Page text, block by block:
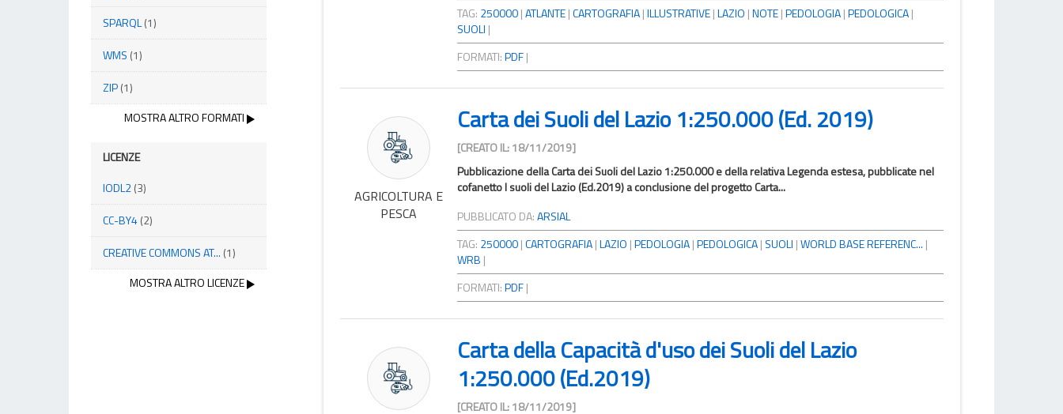
SPARQL(1)
WMS (1)
ZIP(1)
MOSTRA ALTRO FORMATI
LICENZE
IODL2(3)
CC-BY4(2)
CREATIVE COMMONS AT... (1)
MOSTRA ALTRO LICENZE
TAG: 250000 |ATLANTE |CARTOGRAFIA |ILLUSTRATIVE |LAZIO |NOTE |PEDOLOGIA |PEDOLOGICA |
SUOLI |
FORMATI:PDF |
AGRICOLTURA E
PESCA
Carta dei Suoli del Lazio 1:250.000 (Ed. 2019)
[CREATO IL: 18/11/2019]
Pubblicazione della Carta dei Suoli del Lazio 1:250.000 e della relativa Legenda estesa, pubblicate nel
cofanetto I suoli del Lazio (Ed.2019) a conclusione del progetto Carta...
PUBBLICATO DA:ARSIAL
TAG: 250000 |CARTOGRAFIA |LAZIO |PEDOLOGIA |PEDOLOGICA | SUOLI |WORLD BASE REFERENC... |
WRB |
FORMATI:PDF |
Carta della Capacità d'uso dei Suoli del Lazio
1:250.000 (Ed.2019)
[CREATO IL: 18/11/2019]